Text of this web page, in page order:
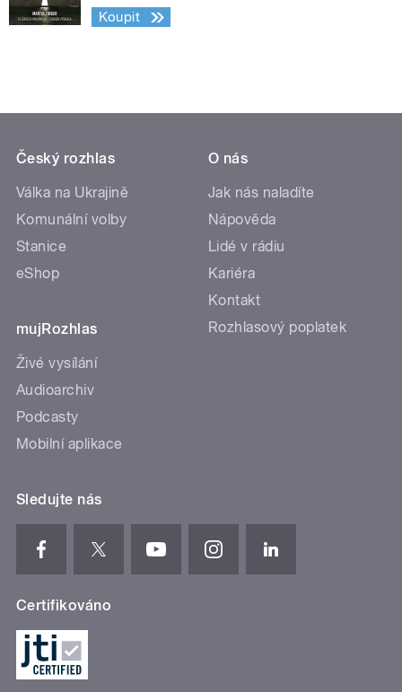
Koupit
Český rozhlas
Válka na Ukrajině
Komunální volby
Stanice
eShop
mujRozhlas
Živé vysílání
Audioarchiv
Podcasty
Mobilní aplikace
O nás
Jak nás naladíte
Nápověda
Lidé v rádiu
Kariéra
Kontakt
Rozhlasový poplatek
Sledujte nás
Certifikováno